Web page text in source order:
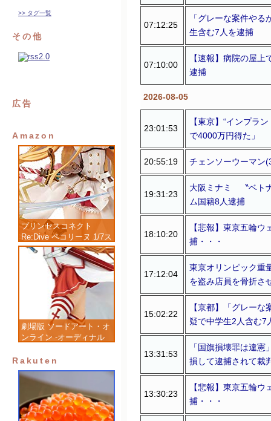
>> タグ一覧
その他
広告
Amazon
プリンセスコネクト
Re:Dive ペコリーヌ 1/7ス
ケール 塗装済み完成品フ
ィギュア
劇場版 ソードアート・オ
ンライン -オーディナル
成品フィギュア
Rakuten
07:12:25
「グレーな案件や
生含む7人を逮捕
07:10:00
【速報】病院の屋
逮捕
2026-08-05
23:01:53
【東京】“インプラ
で4000万円得た」
20:55:19 チェンソーウーマン
19:31:23
大阪ミナミ 〝ベト
ム国籍8人逮捕
18:10:20
【悲報】東京五輪
捕・・・
17:12:04
東京オリンピック重
を盗み店員を骨折さ
15:02:22
【京都】「グレー
疑で中学生2人含む7
13:31:53
「国旗損壊罪は違
損して逮捕されて裁
13:30:23
【悲報】東京五輪
捕・・・